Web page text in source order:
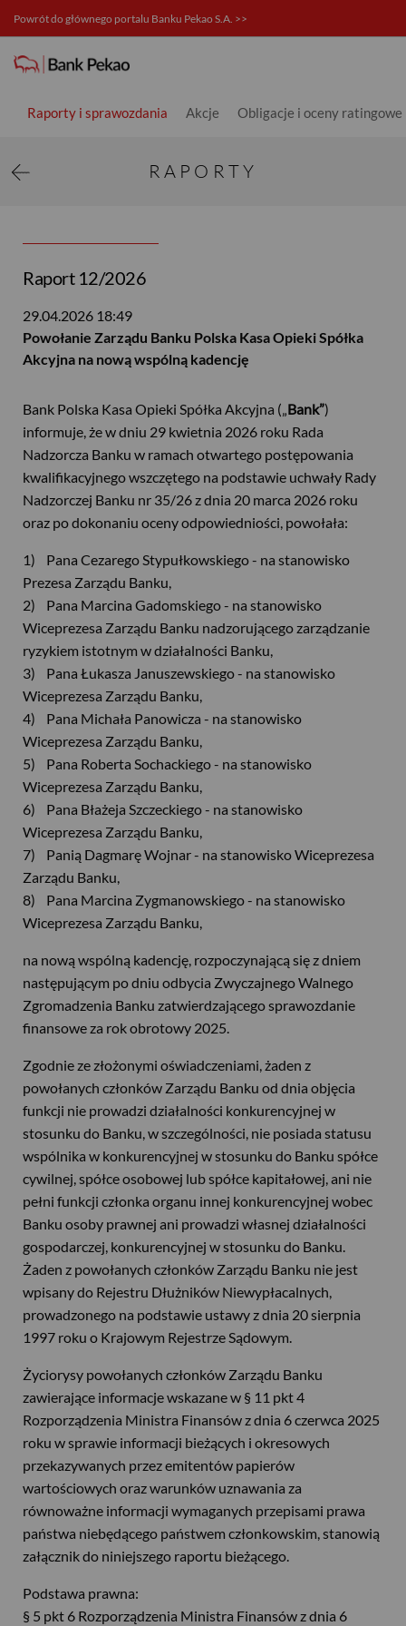
Powrót do głównego portalu Banku Pekao S.A. >>
Raporty i sprawozdania Akcje Obligacje i oceny ratingowe
Relacje inwestorskie
RAPORTY
Raport 12/2026
29.04.2026 18:49
Powołanie Zarządu Banku Polska Kasa Opieki Spółka
Akcyjna na nową wspólną kadencję
Bank Polska Kasa Opieki Spółka Akcyjna („Bank”)
informuje, że w dniu 29 kwietnia 2026 roku Rada
Nadzorcza Banku w ramach otwartego postępowania
kwalifikacyjnego wszczętego na podstawie uchwały Rady
Nadzorczej Banku nr 35/26 z dnia 20 marca 2026 roku
oraz po dokonaniu oceny odpowiedniości, powołała:
1) Pana Cezarego Stypułkowskiego - na stanowisko
Prezesa Zarządu Banku,
2) Pana Marcina Gadomskiego - na stanowisko
Wiceprezesa Zarządu Banku nadzorującego zarządzanie
ryzykiem istotnym w działalności Banku,
3) Pana Łukasza Januszewskiego - na stanowisko
Wiceprezesa Zarządu Banku,
4) Pana Michała Panowicza - na stanowisko
Wiceprezesa Zarządu Banku,
5) Pana Roberta Sochackiego - na stanowisko
Wiceprezesa Zarządu Banku,
6) Pana Błażeja Szczeckiego - na stanowisko
Wiceprezesa Zarządu Banku,
7) Panią Dagmarę Wojnar - na stanowisko Wiceprezesa
Zarządu Banku,
8) Pana Marcina Zygmanowskiego - na stanowisko
Wiceprezesa Zarządu Banku,
na nową wspólną kadencję, rozpoczynającą się z dniem
następującym po dniu odbycia Zwyczajnego Walnego
Zgromadzenia Banku zatwierdzającego sprawozdanie
finansowe za rok obrotowy 2025.
Zgodnie ze złożonymi oświadczeniami, żaden z
powołanych członków Zarządu Banku od dnia objęcia
funkcji nie prowadzi działalności konkurencyjnej w
stosunku do Banku, w szczególności, nie posiada statusu
wspólnika w konkurencyjnej w stosunku do Banku spółce
cywilnej, spółce osobowej lub spółce kapitałowej, ani nie
pełni funkcji członka organu innej konkurencyjnej wobec
Banku osoby prawnej ani prowadzi własnej działalności
gospodarczej, konkurencyjnej w stosunku do Banku.
Żaden z powołanych członków Zarządu Banku nie jest
wpisany do Rejestru Dłużników Niewypłacalnych,
prowadzonego na podstawie ustawy z dnia 20 sierpnia
1997 roku o Krajowym Rejestrze Sądowym.
Życiorysy powołanych członków Zarządu Banku
zawierające informacje wskazane w § 11 pkt 4
Rozporządzenia Ministra Finansów z dnia 6 czerwca 2025
roku w sprawie informacji bieżących i okresowych
przekazywanych przez emitentów papierów
wartościowych oraz warunków uznawania za
równoważne informacji wymaganych przepisami prawa
państwa niebędącego państwem członkowskim, stanowią
załącznik do niniejszego raportu bieżącego.
Podstawa prawna:
§ 5 pkt 6 Rozporządzenia Ministra Finansów z dnia 6
USD